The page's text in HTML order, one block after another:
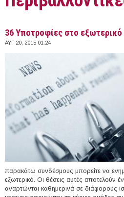
36 Υποτροφίες στο
ΑΥΓ 20, 2015 01:24
παρακάτω συνδέσμους μπορείτε να
εξωτερικό. Οι θέσεις αυτές αποτελούν
αναρτώνται καθημερινά σε διάφορους